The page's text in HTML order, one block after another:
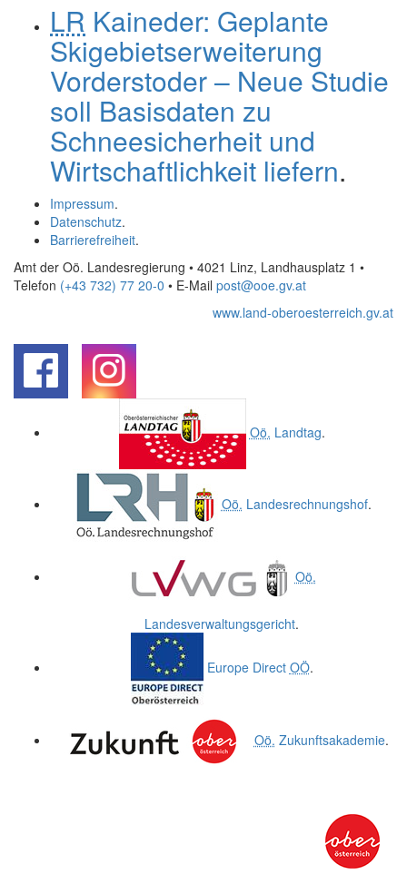
LR Kaineder: Geplante
Skigebietserweiterung
Vorderstoder – Neue Studie
soll Basisdaten zu
Schneesicherheit und
Wirtschaftlichkeit liefern.
Impressum.
Datenschutz.
Barrierefreiheit.
Amt der Oö. Landesregierung • 4021 Linz, Landhausplatz 1 •
Telefon (+43 732) 77 20-0 • E-Mail post@ooe.gv.at
www.land-oberoesterreich.gv.at
Oö. Landtag.
Oö. Landesrechnungshof.
Oö.
Landesverwaltungsgericht.
Europe Direct OÖ.
Oö. Zukunftsakademie.